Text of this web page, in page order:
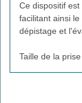
Ce dispositif
facilitant ainsi
dépistage et
Taille de la